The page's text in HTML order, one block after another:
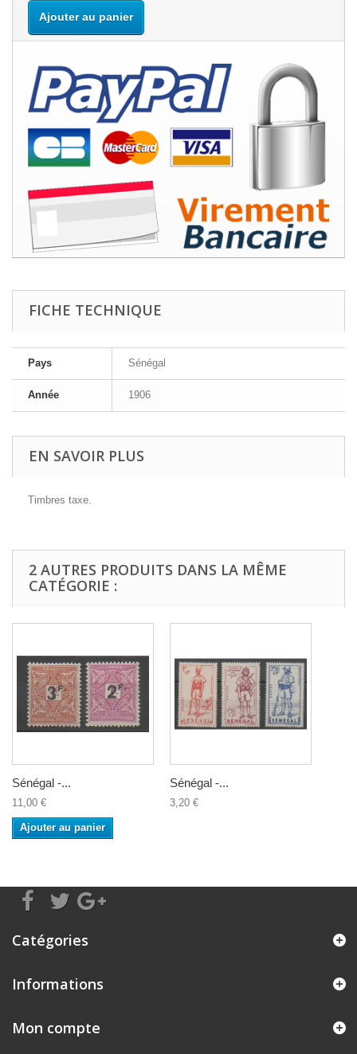
Ajouter au panier
FICHE TECHNIQUE
Pays Sénégal
Année 1906
EN SAVOIR PLUS
Timbres taxe.
2 AUTRES PRODUITS DANS LA MÊME
CATÉGORIE :
Sénégal -...
11,00 €
Ajouter au panier
Sénégal -...
3,20 €
Catégories
Informations
Mon compte